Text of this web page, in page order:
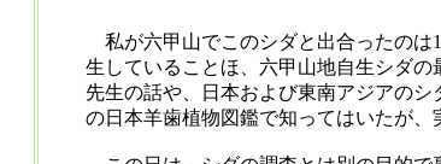
私が六甲山でこのシダと出合ったのは
生していることほ、六甲山地自生シダ
先生の話や、日本および東南アジアの
の日本羊歯植物図鑑で知ってはいたが、